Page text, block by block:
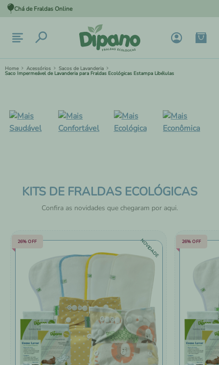
Chá de Fraldas Online
Acessórios Sacos de Lavanderia
Saco Impermeável de Lavanderia para Fraldas Ecológicas Estampa Libélulas
KITS DE FRALDAS ECOLÓGICAS
Confira as novidades que chegaram por aqui.
26% OFF NOVIDADE 26% OFF